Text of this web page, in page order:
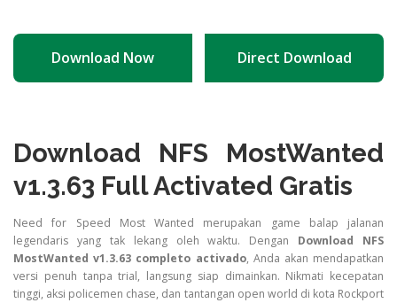
Download Now Direct Download
Download NFS MostWanted
v1.3.63 Full Activated Gratis
Need for Speed Most Wanted merupakan game balap jalanan
legendaris yang tak lekang oleh waktu. Dengan Download NFS
MostWanted v1.3.63 completo activado, Anda akan mendapatkan
versi penuh tanpa trial, langsung siap dimainkan. Nikmati kecepatan
tinggi, aksi policemen chase, dan tantangan open world di kota Rockport